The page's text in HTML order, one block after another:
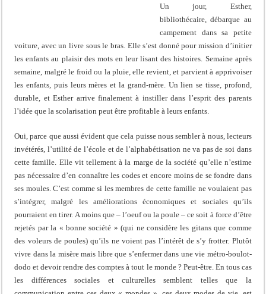
Un jour, Esther,
bibliothécaire, débarque au
campement dans sa petite
voiture, avec un livre sous le bras. Elle s’est donné pour mission d’initier
les enfants au plaisir des mots en leur lisant des histoires. Semaine après
semaine, malgré le froid ou la pluie, elle revient, et parvient à apprivoiser
les enfants, puis leurs mères et la grand-mère. Un lien se tisse, profond,
durable, et Esther arrive finalement à instiller dans l’esprit des parents
l’idée que la scolarisation peut être profitable à leurs enfants.
Oui, parce que aussi évident que cela puisse nous sembler à nous, lecteurs
invétérés, l’utilité de l’école et de l’alphabétisation ne va pas de soi dans
cette famille. Elle vit tellement à la marge de la société qu’elle n’estime
pas nécessaire d’en connaître les codes et encore moins de se fondre dans
ses moules. C’est comme si les membres de cette famille ne voulaient pas
s’intégrer, malgré les améliorations économiques et sociales qu’ils
pourraient en tirer. A moins que – l’oeuf ou la poule – ce soit à force d’être
rejetés par la « bonne société » (qui ne considère les gitans que comme
des voleurs de poules) qu’ils ne voient pas l’intérêt de s’y frotter. Plutôt
vivre dans la misère mais libre que s’enfermer dans une vie métro-boulot-
dodo et devoir rendre des comptes à tout le monde ? Peut-être. En tous cas
les différences sociales et culturelles semblent telles que la